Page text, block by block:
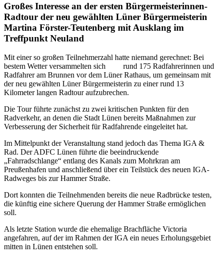
Großes Interesse an der ersten Bürgermeisterinnen-
Radtour der neu gewählten Lüner Bürgermeisterin
Martina Förster-Teutenberg mit Ausklang im
Treffpunkt Neuland
Mit einer so großen Teilnehmerzahl hatte niemand gerechnet: Bei
bestem Wetter versammelten sich rund 175 Radfahrerinnen und
Radfahrer am Brunnen vor dem Lüner Rathaus, um gemeinsam mit
der neu gewählten Lüner Bürgermeisterin zu einer rund 13
Kilometer langen Radtour aufzubrechen.
Die Tour führte zunächst zu zwei kritischen Punkten für den
Radverkehr, an denen die Stadt Lünen bereits Maßnahmen zur
Verbesserung der Sicherheit für Radfahrende eingeleitet hat.
Im Mittelpunkt der Veranstaltung stand jedoch das Thema IGA &
Rad. Der ADFC Lünen führte die beeindruckende
„Fahrradschlange“ entlang des Kanals zum Mohrkran am
Preußenhafen und anschließend über ein Teilstück des neuen IGA-
Radweges bis zur Hammer Straße.
Dort konnten die Teilnehmenden bereits die neue Radbrücke testen,
die künftig eine sichere Querung der Hammer Straße ermöglichen
soll.
Als letzte Station wurde die ehemalige Brachfläche Victoria
angefahren, auf der im Rahmen der IGA ein neues Erholungsgebiet
mitten in Lünen entstehen soll.